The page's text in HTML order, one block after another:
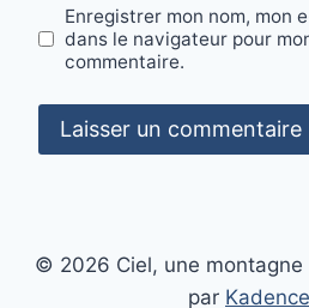
Enregistrer mon nom, mon
dans le navigateur pour
commentaire.
© 2026 Ciel, une montagne
par